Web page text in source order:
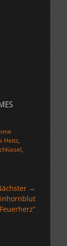
Heitz,
,
→